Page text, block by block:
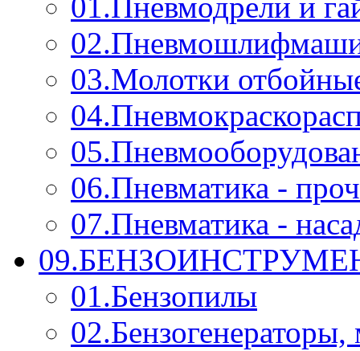
03.Молотки
06.Пневматика -
07.Пневматика -
01.Бензопилы